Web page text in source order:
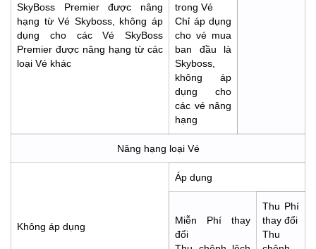
SkyBoss Premier được nâng
hạng từ Vé Skyboss, không áp
dụng cho các Vé SkyBoss
Premier được nâng hạng từ các
loại Vé khác
trong Vé
Chỉ áp dụng
cho vé mua
ban đầu là
Skyboss,
không áp
dụng cho
các vé nâng
hạng
Nâng hạng loại Vé
Không áp dụng
Áp dụng
Miễn Phí thay
đổi
Thu Phí
thay đổi
Thu